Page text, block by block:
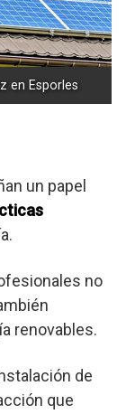
en Esporles
un papel
no
renovables.
de
que